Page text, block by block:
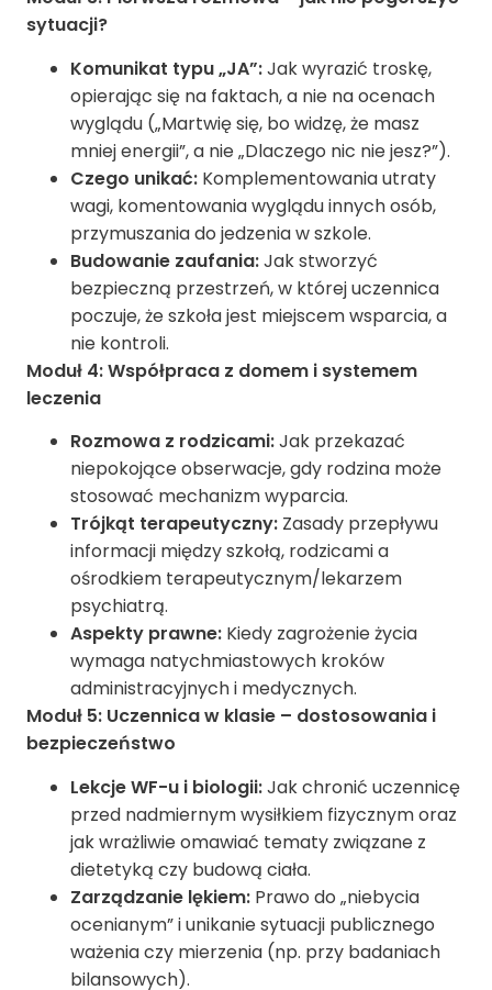
sytuacji?
Komunikat typu „JA”:Jak wyrazić troskę,
opierając się na faktach, a nie na ocenach
wyglądu („Martwię się, bo widzę, że masz
mniej energii”, a nie „Dlaczego nic nie jesz?”).
Czego unikać: Komplementowania utraty
wagi, komentowania wyglądu innych osób,
przymuszania do jedzenia w szkole.
Budowanie zaufania:Jak stworzyć
bezpieczną przestrzeń, w której uczennica
poczuje, że szkoła jest miejscem wsparcia, a
nie kontroli.
Moduł 4: Współpraca z domem i systemem
leczenia
Rozmowa z rodzicami:Jak przekazać
niepokojące obserwacje, gdy rodzina może
stosować mechanizm wyparcia.
Trójkąt terapeutyczny: Zasady przepływu
informacji między szkołą, rodzicami a
ośrodkiem terapeutycznym/lekarzem
psychiatrą.
Aspekty prawne: Kiedy zagrożenie życia
wymaga natychmiastowych kroków
administracyjnych i medycznych.
Moduł 5: Uczennica w klasie – dostosowania i
bezpieczeństwo
Lekcje WF-u i biologii:Jak chronić uczennicę
przed nadmiernym wysiłkiem fizycznym oraz
jak wrażliwie omawiać tematy związane z
dietetyką czy budową ciała.
Zarządzanie lękiem: Prawo do „niebycia
ocenianym” i unikanie sytuacji publicznego
ważenia czy mierzenia (np. przy badaniach
bilansowych).